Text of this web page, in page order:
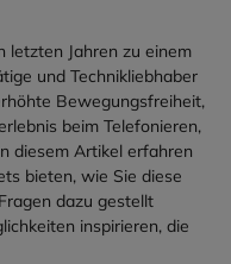
Großraumbüro,
und hybrides
5 Minuten für 2
Gesprächszeit
Windows 8+,
10.15+, mobile Geräte
180 x 139 x 75
Nutzung:Büro /
letzten Jahren zu einem
und Technikliebhaber
Bewegungsfreiheit,
beim Telefonieren,
diesem Artikel erfahren
bieten, wie Sie diese
dazu gestellt
inspirieren, die